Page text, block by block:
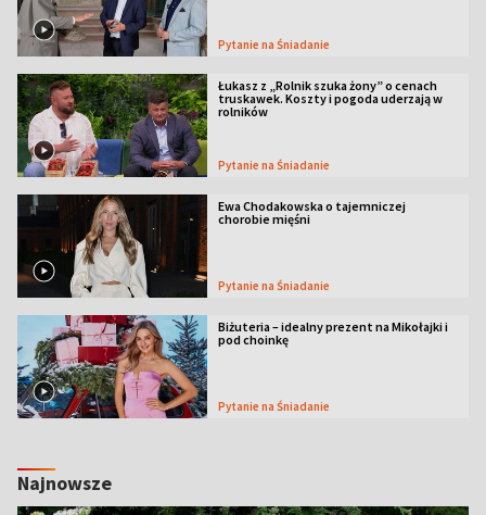
Pytanie na Śniadanie
Łukasz z „Rolnik szuka żony” o cenach
truskawek. Koszty i pogoda uderzają w
rolników
Pytanie na Śniadanie
Ewa Chodakowska o tajemniczej
chorobie mięśni
Pytanie na Śniadanie
Biżuteria – idealny prezent na Mikołajki i
pod choinkę
Pytanie na Śniadanie
Najnowsze